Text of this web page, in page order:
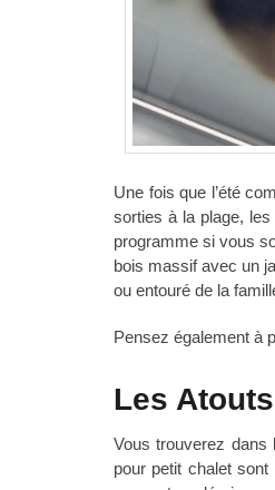
Une fois que l’été
sorties à la plage,
programme si vous
bois massif avec un
ou entouré de la
Pensez également à
Les Atouts
Vous trouverez
pour petit chalet